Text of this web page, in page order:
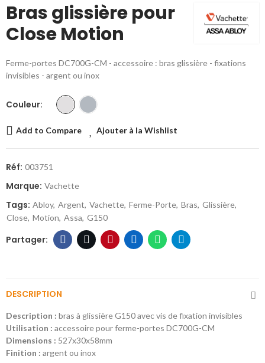
Bras glissière pour
Close Motion
Ferme-portes DC700G-CM - accessoire : bras glissière - fixations
invisibles - argent ou inox
Couleur
Add to Compare Ajouter à la Wishlist
Réf: 003751
Marque: Vachette
Tags: Abloy Argent Vachette Ferme-Porte Bras Glissière
Close Motion Assa G150
DESCRIPTION
Description : bras à glissière G150 avec vis de fixation invisibles
Utilisation : accessoire pour ferme-portes DC700G-CM
Dimensions : 527x30x58mm
Finition : argent ou inox